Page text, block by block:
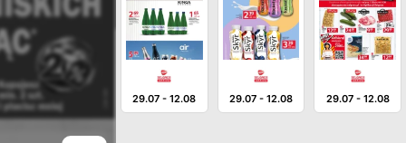
29.07 -12.08 29.07- 12.08 29.07- 12.08